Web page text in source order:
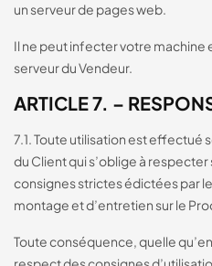
un serveur de pages web.
Il ne peut infecter votre machine
serveur du Vendeur.
ARTICLE 7. –
7.1. Toute utilisation est effectué
du Client qui s’oblige à
consignes strictes édictées par
montage et d’entretien sur le
Toute conséquence, quelle